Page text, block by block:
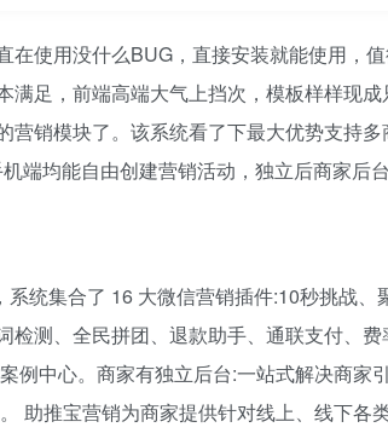
使用没什么BUG，直接安装就能使用，
足，前端高端大气上挡次，模板样样现
销模块了。该系统看了下最大优势支持
均能自由创建营销活动，独立后商家后
统集合了 16 大微信营销插件:10秒挑战、
测、全民拼团、退款助手、通联支付、
例中心。商家有独立后台:一站式解决商家
助推宝营销为商家提供针对线上、线下各